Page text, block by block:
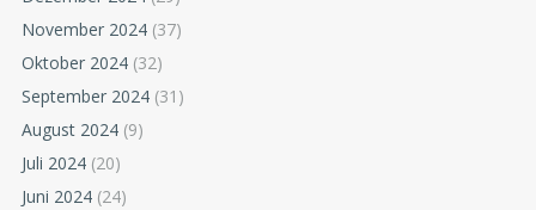
November 2024 (37)
Oktober 2024 (32)
September 2024 (31)
August 2024 (9)
Juli 2024 (20)
Juni 2024 (24)